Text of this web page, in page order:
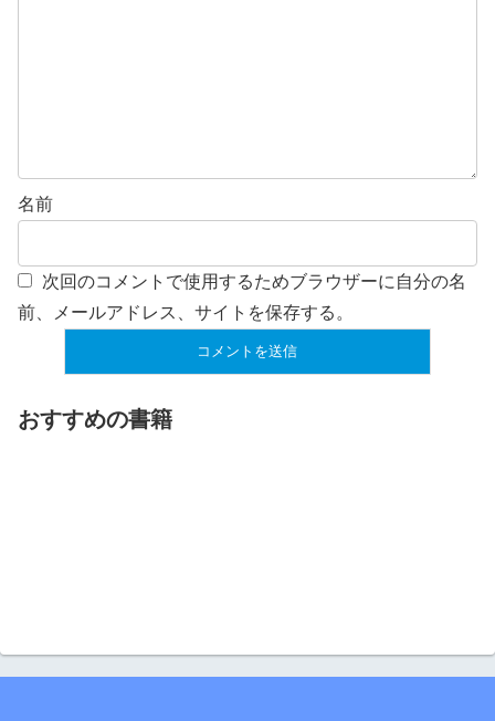
名前
次回のコメントで使用するためブラウザーに自分の名
前、メールアドレス、サイトを保存する。
おすすめの書籍